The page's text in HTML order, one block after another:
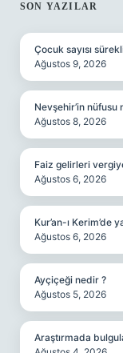
SON YAZILAR
Çocuk sayısı
Ağustos 9, 2026
Nevşehir’in nüfusu
Ağustos 8, 2026
Faiz gelirleri
Ağustos 6, 2026
Kur’an-ı Kerim’de
Ağustos 6, 2026
Ayçiçeği nedir ?
Ağustos 5, 2026
Araştırmada